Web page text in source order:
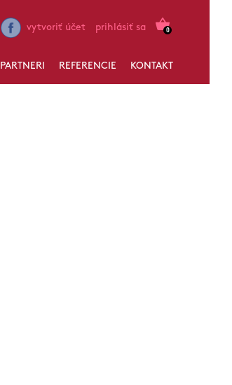
0
vytvoriť účet prihlásiť sa
PARTNERI REFERENCIE KONTAKT